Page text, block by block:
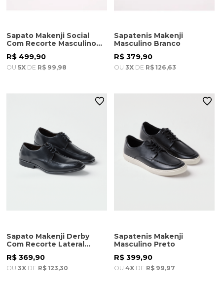
Sapato Makenji Social
Com Recorte Masculino
Preto
R$ 499,90
OU 5X DE R$ 99,98
Sapatenis Makenji
Masculino Branco
R$ 379,90
OU 3X DE R$ 126,63
Sapato Makenji Derby
Com Recorte Lateral
R$ 369,90
OU 3X DE R$ 123,30
Sapatenis Makenji
Masculino Preto
R$ 399,90
OU 4X DE R$ 99,97